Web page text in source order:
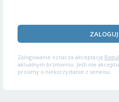
Zalogowanie oznacza akceptację
aktualnym brzmieniu. Jeśli nie
prosimy o niekorzystanie z serwisu.